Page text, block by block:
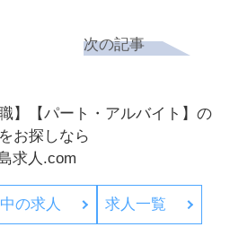
次の記事
】【パート・アルバイト】の
お探しなら
求人.com
の求人 求人一覧